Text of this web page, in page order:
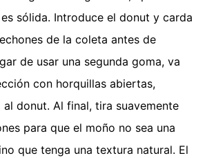
sólida. Introduce el donut y carda
de la coleta antes de
de usar una segunda goma, va
con horquillas abiertas,
donut. Al final, tira suavemente
para que el moño no sea una
que tenga una textura natural. El